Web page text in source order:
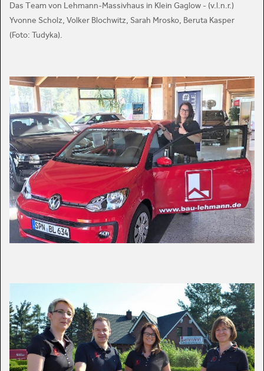
Das Team von Lehmann-Massivhaus in Klein Gaglow - (v.l.n.r.)
Yvonne Scholz, Volker Blochwitz, Sarah Mrosko, Beruta Kasper
(Foto: Tudyka).